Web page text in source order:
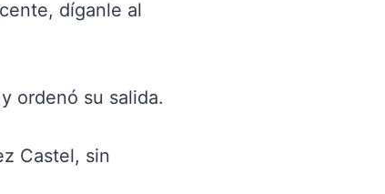
díganle al
ordenó su salida.
Castel, sin